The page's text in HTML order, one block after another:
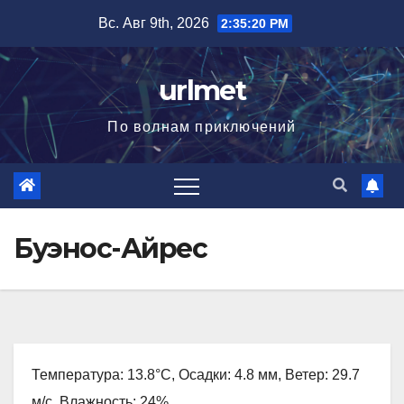
содержимому
Вс. Авг 9th, 2026 2:35:22 PM
urlmet
По волнам приключений
Буэнос-Айрес
Температура: 13.8°C, Осадки: 4.8 мм, Ветер: 29.7